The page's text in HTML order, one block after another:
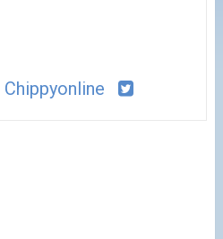
Chippyonline